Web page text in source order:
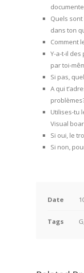
Quels
dans ton
Comment
Y-a-t-il
par toi-
Si pas,
A qui
Utilises-tu
Visual
Si oui, le
Si non,
Date
Tags